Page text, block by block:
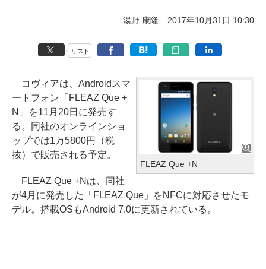
湯野 康隆 2017年10月31日 10:30
リスト
FLEAZ Que +N
コヴィアは、Androidスマ
ートフォン「FLEAZ Que +
N」を11月20日に発売す
る。同社のオンラインショ
ップでは1万5800円（税
抜）で販売される予定。
FLEAZ Que +Nは、同社
が4月に発売した「FLEAZ Que」をNFCに対応させたモ
デル。搭載OSもAndroid 7.0に更新されている。